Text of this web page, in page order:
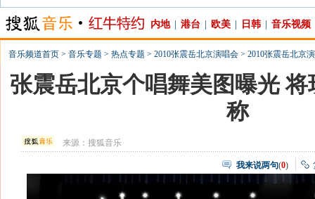
内地 港台 欧美 日韩 音乐视频
音乐频道首页 > 音乐专题 > 热点专题 > 2010张震岳北京演唱会 > 2010张震岳北京
张震岳北京个唱舞美图曝光
称
来源：搜狐音乐
我来说两句(0)